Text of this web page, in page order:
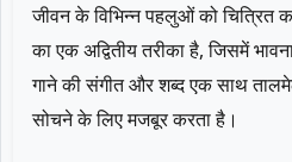
जीवन के विभिन्न पहलुओं को चित्रित
का एक अद्वितीय तरीका है, जिसमें
गाने की संगीत और शब्द एक साथ
सोचने के लिए मजबूर करता है।